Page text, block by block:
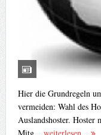
Hier die Grundregeln
vermeiden: Wahl des
Auslandshoster.